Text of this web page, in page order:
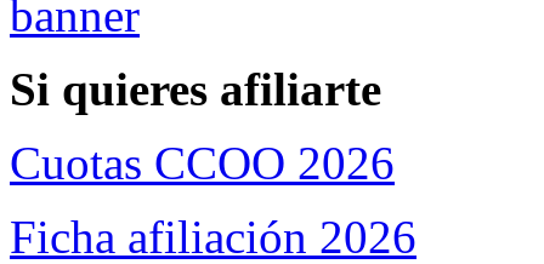
Si quieres afiliarte
Cuotas CCOO 2026
Ficha afiliación 2026